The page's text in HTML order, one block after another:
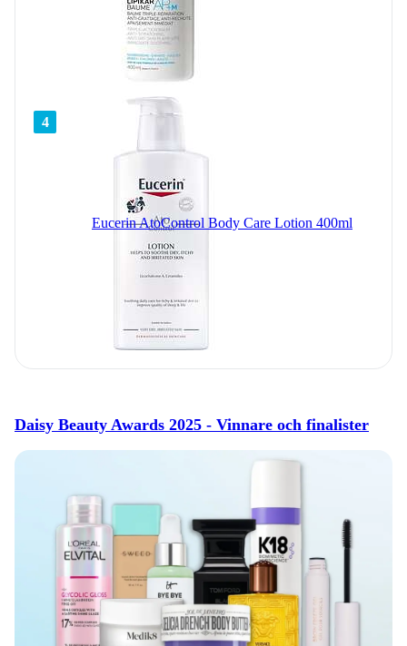
4
Eucerin AtoControl Body Care Lotion 400ml
Daisy Beauty Awards 2025 - Vinnare och finalister